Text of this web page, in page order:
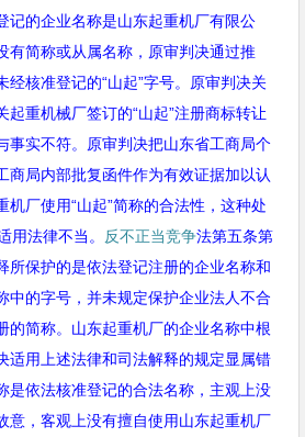
记的企业名称是山东起重机厂有限公
有简称或从属名称，原审判决通过推
经核准登记的“山起”字号。原审判决关
起重机械厂签订的“山起”注册商标转让
事实不符。原审判决把山东省工商局个
商局内部批复函件作为有效证据加以认
机厂使用“山起”简称的合法性，这种处
用法律不当。 反不正当竞争法第五条第
所保护的是依法登记注册的企业名称和
中的字号，并未规定保护企业法人不合
的简称。山东起重机厂的企业名称中根
适用上述法律和司法解释的规定显属错
是依法核准登记的合法名称，主观上没
意，客观上没有擅自使用山东起重机厂